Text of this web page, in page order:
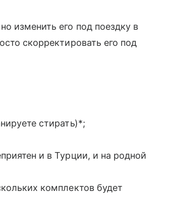
изменить его под поездку в
скорректировать его под
стирать)*;
и в Турции, и на родной
комплектов будет